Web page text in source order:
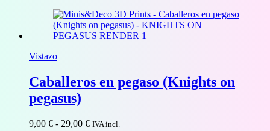
43,00 €
Vistazo
Caballeros en pegaso (Knights on
pegasus)
9,00 € - 29,00 €Rango
IVA incl.